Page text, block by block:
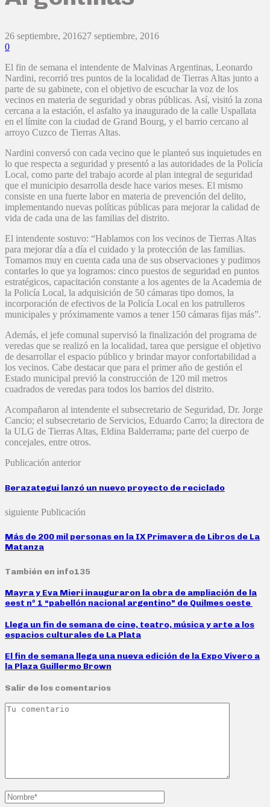
26 septiembre, 201627 septiembre, 2016
0
El fin de semana el intendente de Malvinas Argentinas, Leonardo
Nardini, recorrió tres puntos de la localidad de Tierras Altas junto a
parte de su gabinete, con el objetivo de escuchar la voz de los
vecinos en materia de seguridad y obras públicas. Así, visitó la zona
cercana a la estación, el asfalto ya inaugurado de la calle Uspallata
en el límite con la ciudad de Grand Bourg, y el barrio cercano al
arroyo Cuzco de Tierras Altas.
Nardini conversó con cada vecino que le planteó sus inquietudes en
lo que respecta a seguridad y presentó a las autoridades de la Policía
Local, como parte del trabajo acorde al plan integral de seguridad
que el municipio desarrolla desde hace varios meses. El mismo
consiste en una fuerte labor en materia de prevención del delito,
implementando nuevas políticas públicas para mejorar la calidad de
vida de cada una de las familias del distrito.
El intendente sostuvo: “Hablamos con los vecinos de Tierras Altas
para mejorar día a día el cuidado y la protección de las familias.
Tomamos muy en cuenta cada una de sus observaciones y pudimos
contarles lo que ya logramos: cinco puestos de seguridad en puntos
estratégicos, capacitación constante a los agentes de la Academia de
la Policía Local, la adquisición de 50 cámaras tipo domos, la
incorporación de efectivos de la Policía Local en los patrulleros
municipales y próximamente vamos a tener 150 cámaras fijas más”.
Además, el jefe comunal supervisó la finalización del programa de
veredas que se realizó en la localidad, tarea que persigue el objetivo
de desarrollar el espacio público y brindar mayor confortabilidad a
los vecinos. Cabe destacar que para el primer año de gestión el
Estado municipal previó la construcción de 120 mil metros
cuadrados de veredas para todos los barrios del distrito.
Acompañaron al intendente el subsecretario de Seguridad, Dr. Jorge
Cancio; el subsecretario de Servicios, Eduardo Carro; la directora de
la ULG de Tierras Altas, Eldina Balderrama; parte del cuerpo de
concejales, entre otros.
Publicación anterior
Berazategui lanzó un nuevo proyecto de reciclado
siguiente Publicación
Más de 200 mil personas en la IX Primavera de Libros de La
Matanza
También en info135
Mayra y Eva Mieri inauguraron la obra de ampliación de la
eest nº 1 “pabellón nacional argentino” de Quilmes oeste
Llega un fin de semana de cine, teatro, música y arte a los
espacios culturales de La Plata
El fin de semana llega una nueva edición de la Expo Vivero a
la Plaza Guillermo Brown
Salir de los comentarios